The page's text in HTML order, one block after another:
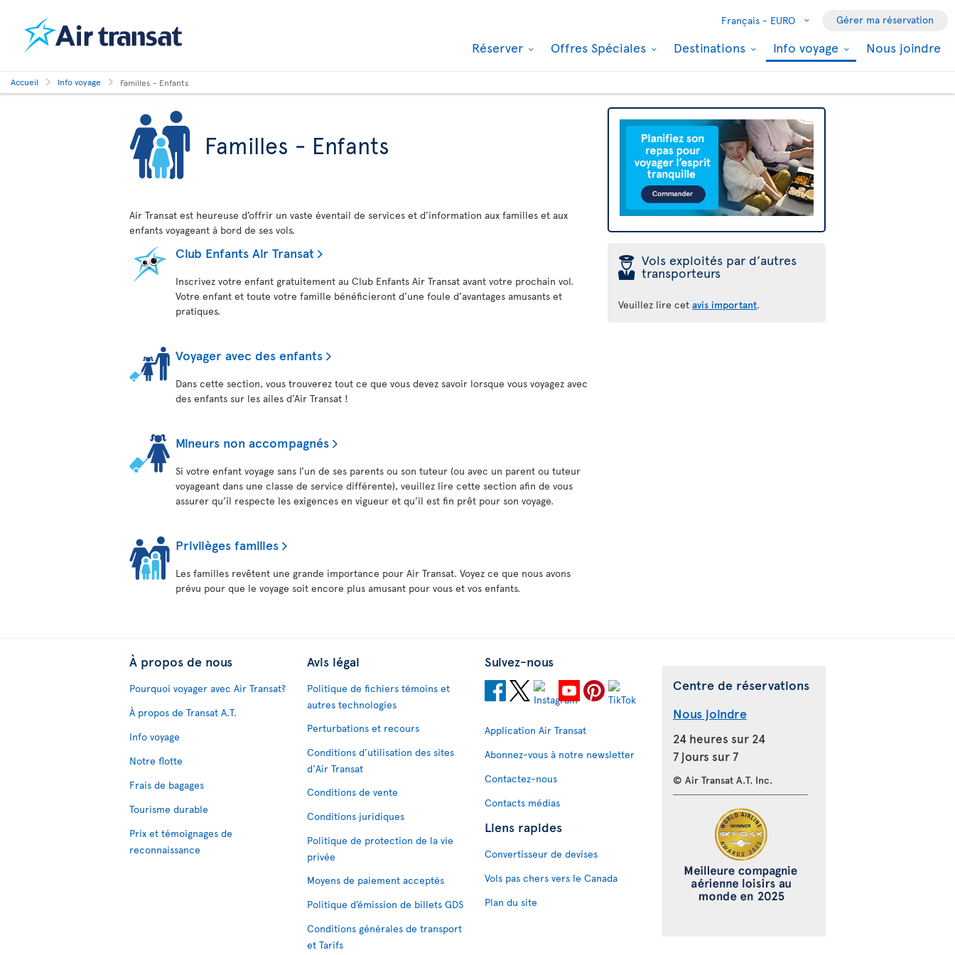
Français - EURO Gérer ma réservation
Réserver Offres Spéciales Destinations Info voyage Nous joindre
Accueil Info voyage Familles - Enfants
Familles - Enfants
Air Transat est heureuse d’offrir un vaste éventail de services et d’information aux familles et aux
enfants voyageant à bord de ses vols.
Club Enfants Air Transat
Inscrivez votre enfant gratuitement au Club Enfants Air Transat avant votre prochain vol.
Votre enfant et toute votre famille bénéficieront d’une foule d’avantages amusants et
pratiques.
Voyager avec des enfants
Dans cette section, vous trouverez tout ce que vous devez savoir lorsque vous voyagez avec
des enfants sur les ailes d’Air Transat !
Mineurs non accompagnés
Si votre enfant voyage sans l’un de ses parents ou son tuteur (ou avec un parent ou tuteur
voyageant dans une classe de service différente), veuillez lire cette section afin de vous
assurer qu’il respecte les exigences en vigueur et qu’il est fin prêt pour son voyage.
Privilèges familles
Les familles revêtent une grande importance pour Air Transat. Voyez ce que nous avons
prévu pour que le voyage soit encore plus amusant pour vous et vos enfants.
þ Vols exploités par d’autres
transporteurs
Veuillez lire cetavis important.
À propos de nous
Pourquoi voyager avec Air Transat?
À propos de Transat A.T.
Info voyage
Notre flotte
Frais de bagages
Tourisme durable
Prix et témoignages de
reconnaissance
Avis légal
Politique de fichiers témoins et
autres technologies
Perturbations et recours
Conditions d’utilisation des sites
d'Air Transat
Conditions de vente
Conditions juridiques
Politique de protection de la vie
privée
Moyens de paiement acceptés
Politique d’émission de billets GDS
Conditions générales de transport
et Tarifs
Suivez-nous
Application Air Transat
Abonnez-vous à notre newsletter
Contactez-nous
Contacts médias
Liens rapides
Convertisseur de devises
Vols pas chers vers le Canada
Plan du site
Centre de réservations
Nous joindre
24 heures sur 24
7 jours sur 7
© Air Transat A.T. Inc.